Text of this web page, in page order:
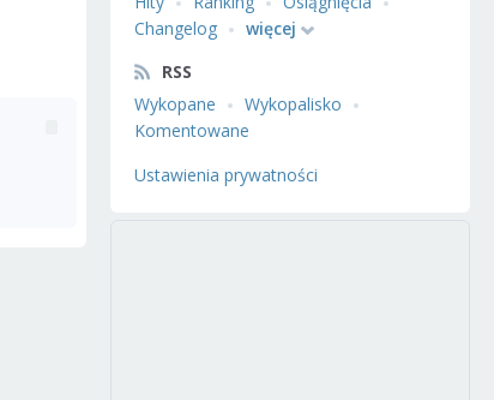
Changelog
więcej
RSS
Wykopane
Wykopalisko
Komentowane
Ustawienia prywatności